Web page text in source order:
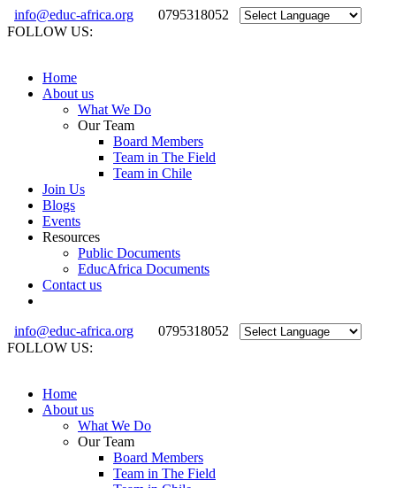
info@educ-africa.org
0795318052
FOLLOW US:
Home
About us
What We Do
Our Team
Board Members
Team in The Field
Team in Chile
Join Us
Blogs
Events
Resources
Public Documents
EducAfrica Documents
Contact us
info@educ-africa.org
0795318052
FOLLOW US:
Home
About us
What We Do
Our Team
Board Members
Team in The Field